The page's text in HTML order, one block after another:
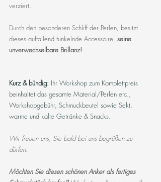
verziert.
Durch den besonderen Schliff der Perlen, besitzt
dieses auffallend funkelnde Accessoire, seine
unverwechselbare Brillanz!
Kurz & bündig: Ihr Workshop zum Komplettpreis
beinhaltet das gesamte Material/Perlen etc.,
Workshopgebühr, Schmuckbeutel sowie Sekt,
warme und kalte Getränke & Snacks.
Wir freuen uns, Sie bald bei uns begrüßen zu
dürfen.
Möchten Sie diesen schönen Anker als fertiges